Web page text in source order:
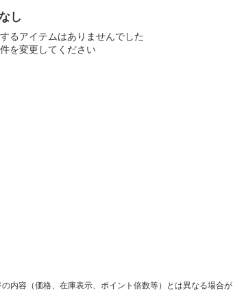
し
るアイテムはありませんでした
を変更してください
内容（価格、在庫表示、ポイント倍数等）とは異なる場合が